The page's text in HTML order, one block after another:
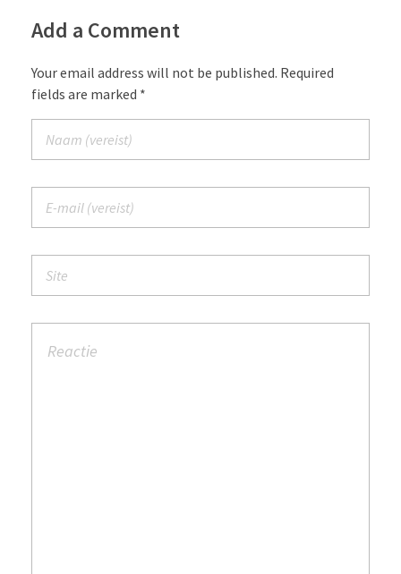
Add a Comment
Your email address will not be published. Required
fields are marked *